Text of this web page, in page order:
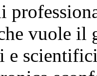
vuole il
e